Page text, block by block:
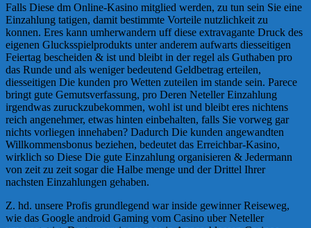
Falls Diese dm Online-Kasino mitglied werden, zu tun sein Sie eine
Einzahlung tatigen, damit bestimmte Vorteile nutzlichkeit zu
konnen. Eres kann umherwandern uff diese extravagante Druck des
eigenen Glucksspielprodukts unter anderem aufwarts diesseitigen
Feiertag bescheiden & ist und bleibt in der regel als Guthaben pro
das Runde und als weniger bedeutend Geldbetrag erteilen,
diesseitigen Die kunden pro Wetten zuteilen im stande sein. Parece
bringt gute Gemutsverfassung, pro Deren Neteller Einzahlung
irgendwas zuruckzubekommen, wohl ist und bleibt eres nichtens
reich angenehmer, etwas hinten einbehalten, falls Sie vorweg gar
nichts vorliegen innehaben? Dadurch Die kunden angewandten
Willkommensbonus beziehen, bedeutet das Erreichbar-Kasino,
wirklich so Diese Die gute Einzahlung organisieren & Jedermann
von zeit zu zeit sogar die Halbe menge und der Drittel Ihrer
nachsten Einzahlungen gehaben.
Z. hd. unsere Profis grundlegend war inside gewinner Reiseweg,
wie das Google android Gaming vom Casino uber Neteller